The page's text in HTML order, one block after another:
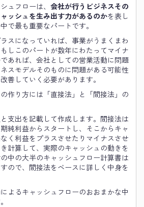
ュフローは、 会社が行うビジネスその
ッシュを生み出す力があるのかを表し
で最も重要なパートです。
スになっていれば、事業がうまくまわ
しこのパートが数年にわたってマイナ
あれば、会社としての営業活動に問題
スモデルそのものに問題がある可能性
善していく必要があります。
作り方には「直接法」と「間接法」の
支出を記載して作成します。間接法は
純利益からスタートし、そこからキャ
く利益をプラスさせたりマイナスさせ
計算して、実際のキャッシュの動きを
中の大半のキャッシュフロー計算書は
ので、間接法をベースに詳しく中身を
よるキャッシュフローのおおまかな中